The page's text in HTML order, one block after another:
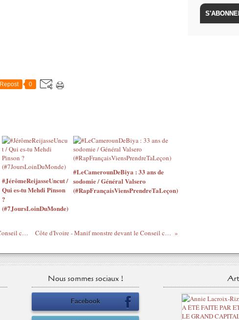
Repost 0
#JérômeReijasseUncut /
Qui es-tu Mehdi Pinson
?
(#7JoursLoinDuMonde)
#LeCamerounDeBiya : 33 ans de
sodomie / Général Valsero
(#RapFrançaisViensPrendreTaLeçon)
Côte d'Ivoire - Manif monstre devant le Conseil constitutionnel à Paris le 12 décembre 2010 Côte d'Ivoire - Manif monstre devant le Conseil constitutionnel à Paris le 12 décembre 2010
Nous sommes sociaux !
Facebook